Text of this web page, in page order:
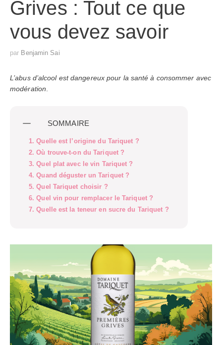
Grives : Tout ce que
vous devez savoir
par Benjamin Sai
L’abus d’alcool est dangereux pour la santé à consommer avec
modération
SOMMAIRE
1. Quelle est l’origine du Tariquet ?
2. Où trouve-t-on du Tariquet ?
3. Quel plat avec le vin Tariquet ?
4. Quand déguster un Tariquet ?
5. Quel Tariquet choisir ?
6. Quel vin pour remplacer le Tariquet ?
7. Quelle est la teneur en sucre du Tariquet ?